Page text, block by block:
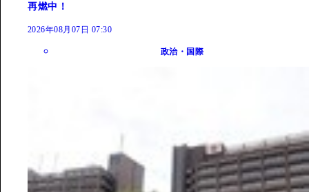
再燃中！
2026年08月07日 07:30
政治・国際